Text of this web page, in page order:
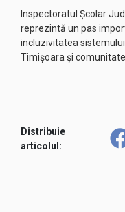
Inspectoratul Școlar
reprezintă un pas
incluzivitatea
Timișoara și
Distribuie
articolul: